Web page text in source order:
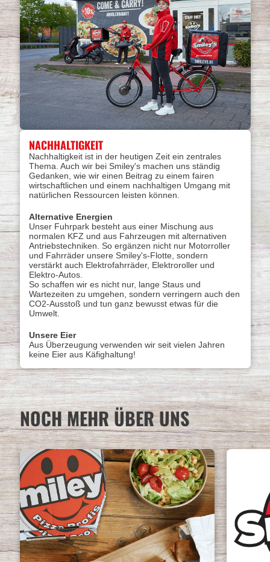
NACHHALTIGKEIT
Nachhaltigkeit ist in der heutigen Zeit ein zentrales
Thema. Auch wir bei Smiley's machen uns ständig
Gedanken, wie wir einen Beitrag zu einem fairen
wirtschaftlichen und einem nachhaltigen Umgang mit
natürlichen Ressourcen leisten können.
Alternative Energien
Unser Fuhrpark besteht aus einer Mischung aus
normalen KFZ und aus Fahrzeugen mit alternativen
Antriebstechniken. So ergänzen nicht nur Motorroller
und Fahrräder unsere Smiley's-Flotte, sondern
verstärkt auch Elektrofahrräder, Elektroroller und
Elektro-Autos.
So schaffen wir es nicht nur, lange Staus und
Wartezeiten zu umgehen, sondern verringern auch den
CO2-Ausstoß und tun ganz bewusst etwas für die
Umwelt.
Unsere Eier
Aus Überzeugung verwenden wir seit vielen Jahren
keine Eier aus Käfighaltung!
NOCH MEHR ÜBER UNS